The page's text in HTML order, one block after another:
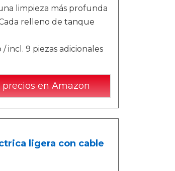
limpieza más profunda
relleno de tanque
incl. 9 piezas adicionales
en Amazon
ligera con cable